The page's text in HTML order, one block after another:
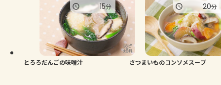
とろろだんごの味噌汁
15分
さつまいものコンソメスープ
20分